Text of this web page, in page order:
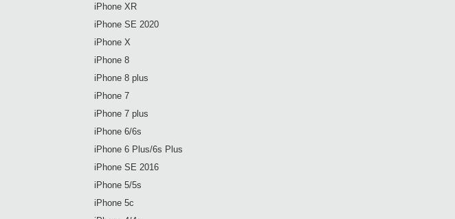
iPhone XR
iPhone SE 2020
iPhone X
iPhone 8
iPhone 8 plus
iPhone 7
iPhone 7 plus
iPhone 6/6s
iPhone 6 Plus/6s Plus
iPhone SE 2016
iPhone 5/5s
iPhone 5c